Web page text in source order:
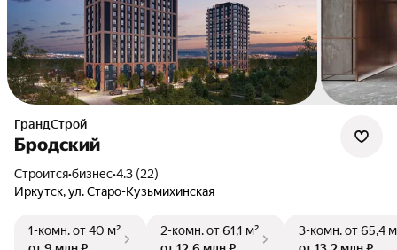
ГрандСтрой
Бродский
Строится•бизнес•4.3 (22)
Иркутск, ул. Старо-Кузьмихинская
1-комн.от 40 м²
2-комн.от 61,1 м²
3-комн.от 65,4